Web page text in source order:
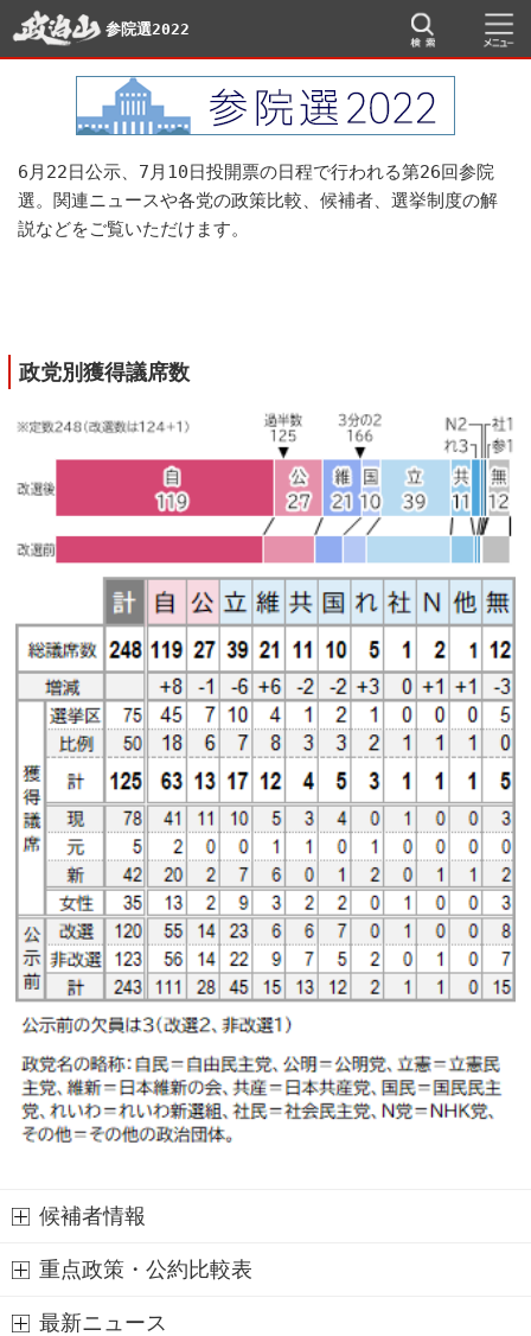
参院選2022
6月22日公示、7月10日投開票の日程で行われる第26回参院
選。関連ニュースや各党の政策比較、候補者、選挙制度の解
説などをご覧いただけます。
政党別獲得議席数
候補者情報
重点政策・公約比較表
最新ニュース